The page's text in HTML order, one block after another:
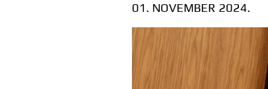
01. NOVEMBER 2024.